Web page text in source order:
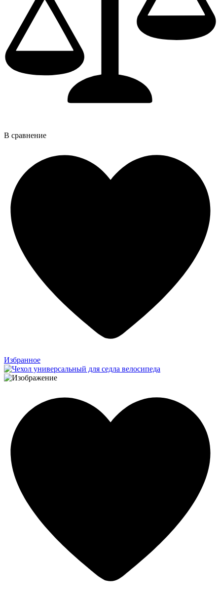
В сравнение
Избранное